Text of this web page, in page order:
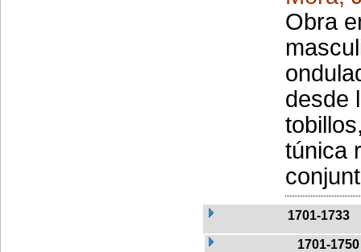
Obra
desde
túnica
1701-1733
1701-1750